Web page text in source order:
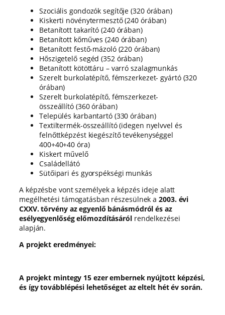
Szociális gondozók segítője (320 órában)
Kiskerti növénytermesztő (240 órában)
Betanított takarító (240 órában)
Betanított kőműves (240 órában)
Betanított festő-mázoló (220 órában)
Hőszigetelő segéd (352 órában)
Betanított kötöttáru – varró szalagmunkás
Szerelt burkolatépítő, fémszerkezet- gyártó (320
órában)
Szerelt burkolatépítő, fémszerkezet-
összeállító (360 órában)
Település karbantartó (330 órában)
Textiltermék-összeállító (idegen nyelvvel és
felnőttképzést kiegészítő tevékenységgel
400+40+40 óra)
Kiskert művelő
Családellátó
Sütőipari és gyorspékségi munkás
A képzésbe vont személyek a képzés ideje alatt
megélhetési támogatásban részesülnek a2003. évi
CXXV. törvény az egyenlő bánásmódról és az
esélyegyenlőség előmozdításáról rendelkezései
alapján.
A projekt eredményei:
A projekt mintegy 15 ezer embernek nyújtott képzési,
és így továbblépési lehetőséget az eltelt hét év során.